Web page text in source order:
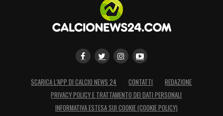
SCARICA L’APP DI CALCIO NEWS 24 CONTATTI
REDAZIONE
PRIVACY POLICY E TRATTAMENTO DEI DATI PERSONALI
INFORMATIVA ESTESA SUI COOKIE (COOKIE POLICY)